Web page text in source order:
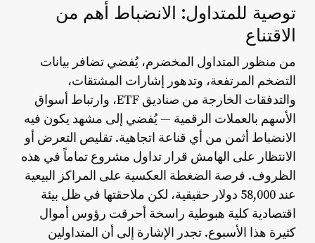
توصية للمتداول: الانضباط أهم من
الاقتناع
من منظور المتداول المخضرم، يُفضي تضافر بيانات
التضخم المرتفعة، وتدهور إشارات المشتقات،
والتدفقات الخارجة من صناديق ETF، وارتباط أسواق
الأسهم بالعملات الرقمية — يُفضي إلى مشهد يكون فيه
الانضباط أثمن من أي قناعة اتجاهية. تقليص التعرض أو
الانتظار على الهامش قرار تداول مشروع تماماً في هذه
الظروف. فرصة الضغطة العكسية على المراكز البيعية
عند 58,000 دولار حقيقية، لكن ملاحقتها في ظل بيئة
اقتصادية كلية هبوطية راسخة أحرقت رؤوس أموال
كثيرة هذا الأسبوع. تجدر الإشارة إلى أن المتداولين